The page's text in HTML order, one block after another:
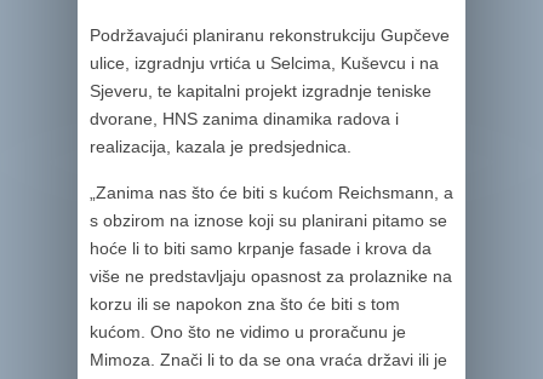
Podržavajući planiranu rekonstrukciju Gupčeve
ulice, izgradnju vrtića u Selcima, Kuševcu i na
Sjeveru, te kapitalni projekt izgradnje teniske
dvorane, HNS zanima dinamika radova i
realizacija, kazala je predsjednica.
„Zanima nas što će biti s kućom Reichsmann, a
s obzirom na iznose koji su planirani pitamo se
hoće li to biti samo krpanje fasade i krova da
više ne predstavljaju opasnost za prolaznike na
korzu ili se napokon zna što će biti s tom
kućom. Ono što ne vidimo u proračunu je
Mimoza. Znači li to da se ona vraća državi ili je